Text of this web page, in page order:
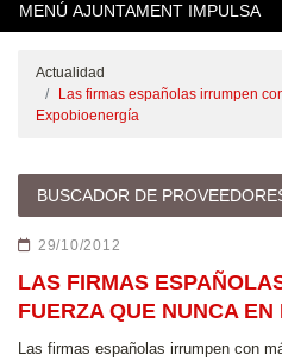
MENÚ AJUNTAMENT IMPULSA
Actualidad
Las firmas españolas irrumpen
Expobioenergía
BUSCADOR DE
29/10/2012
LAS FIRMAS
FUERZA QUE NUNCA
Las firmas españolas irrumpen con